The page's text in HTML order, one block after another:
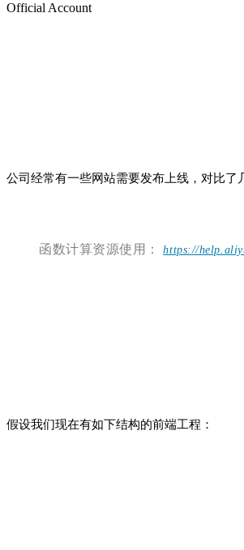
Official Account
公司经常有一些网站需要发布上线，对比了
函数计算资源使用： https://
假设我们现在有如下结构的前端工程：